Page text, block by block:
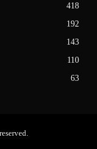
418
192
143
110
63